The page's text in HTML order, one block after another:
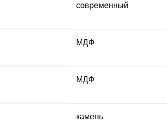
современный
МДФ
МДФ
камень